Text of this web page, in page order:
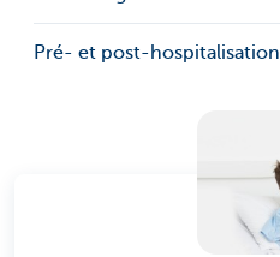
Pré- et post-hospitalisation